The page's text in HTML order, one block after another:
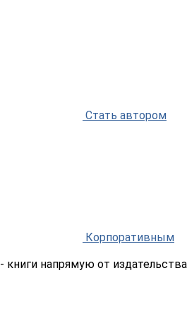
Стать автором
Корпоративным
- книги напрямую от издательства